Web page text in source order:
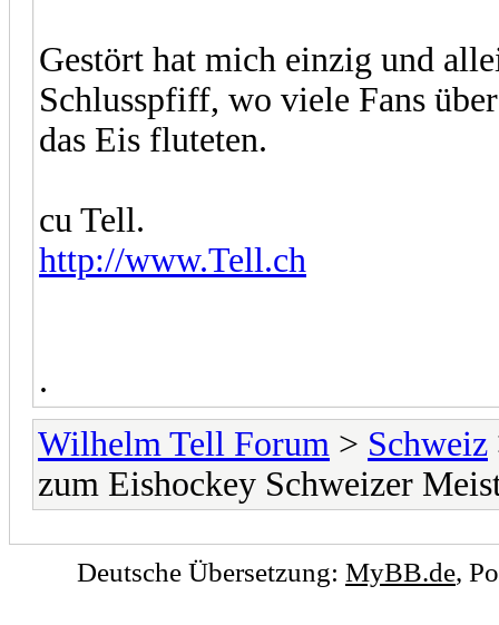
Gestört hat mich einzig und
Schlusspfiff, wo viele Fans
das Eis fluteten.
cu Tell.
http://www.Tell.ch
.
Wilhelm Tell Forum > Schweiz
zum Eishockey Schweizer
Deutsche Übersetzung: MyBB.de,